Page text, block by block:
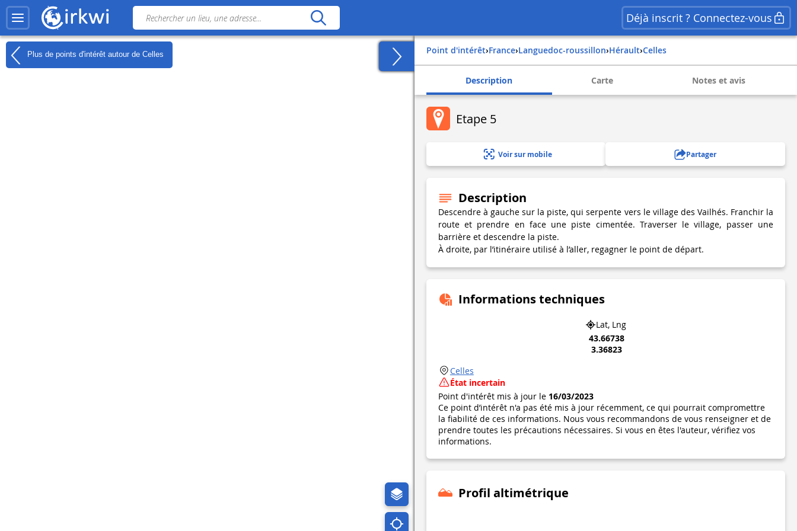
Déjà inscrit ? Connectez-vous
Plus de points d'intérêt autour de Celles Point d'intérêt› france› languedoc-roussillon› hérault› celles
Description Carte Notes et avis
Etape 5
Voir sur mobile Partager
Description
Descendre à gauche sur la piste, qui serpente vers le village des Vailhés. Franchir la
route et prendre en face une piste cimentée. Traverser le village, passer une
barrière et descendre la piste.
À droite, par l’itinéraire utilisé à l’aller, regagner le point de départ.
Informations techniques
Lat, Lng
43.66738
3.36823
Celles
État incertain
Point d'intérêt mis à jour le 16/03/2023
Ce point d’intérêt n'a pas été mis à jour récemment, ce qui pourrait compromettre
la fiabilité de ces informations. Nous vous recommandons de vous renseigner et de
prendre toutes les précautions nécessaires. Si vous en êtes l'auteur, vérifiez vos
informations.
Profil altimétrique